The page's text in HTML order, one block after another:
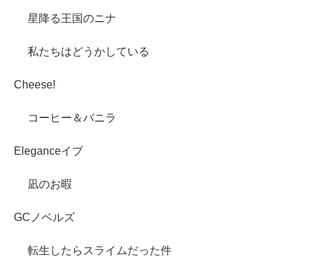
星降る王国のニナ
私たちはどうかしている
Cheese!
コーヒー＆バニラ
Eleganceイブ
凪のお暇
GCノベルズ
転生したらスライムだった件